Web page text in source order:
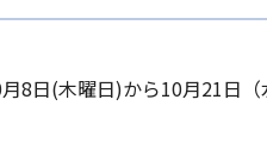
8日(木曜日)から10月21日（